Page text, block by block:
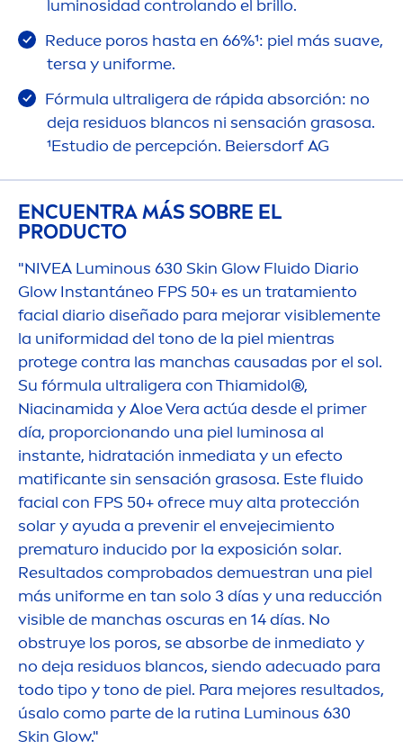
luminosidad controlando el brillo.
Reduce poros hasta en 66%¹: piel más suave,
tersa y uniforme.
Fórmula ultraligera de rápida absorción: no
deja residuos blancos ni sensación grasosa.
¹Estudio de percepción. Beiersdorf AG
ENCUENTRA MÁS SOBRE EL
PRODUCTO
"NIVEA Luminous 630 Skin Glow Fluido Diario
Glow Instantáneo FPS 50+ es un tratamiento
facial diario diseñado para mejorar visiblemente
la uniformidad del tono de la piel mientras
protege contra las manchas causadas por el sol.
Su fórmula ultraligera con Thiamidol®,
Niacinamida y Aloe Vera actúa desde el primer
día, proporcionando una piel luminosa al
instante, hidratación inmediata y un efecto
matificante sin sensación grasosa. Este fluido
facial con FPS 50+ ofrece muy alta protección
solar y ayuda a prevenir el envejecimiento
prematuro inducido por la exposición solar.
Resultados comprobados demuestran una piel
más uniforme en tan solo 3 días y una reducción
visible de manchas oscuras en 14 días. No
obstruye los poros, se absorbe de inmediato y
no deja residuos blancos, siendo adecuado para
todo tipo y tono de piel. Para mejores resultados,
úsalo como parte de la rutina Luminous 630
Skin Glow."